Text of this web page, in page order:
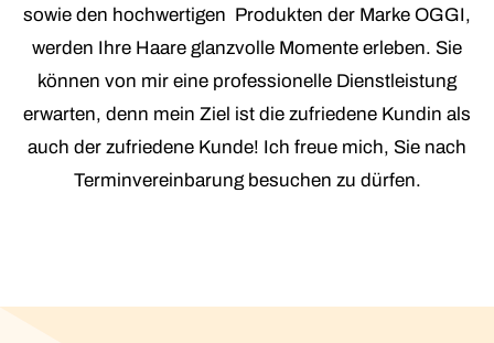
sowie den hochwertigen Produkten der Marke OGGI,
werden Ihre Haare glanzvolle Momente erleben. Sie
können von mir eine professionelle Dienstleistung
erwarten, denn mein Ziel ist die zufriedene Kundin als
auch der zufriedene Kunde! Ich freue mich, Sie nach
Terminvereinbarung besuchen zu dürfen.